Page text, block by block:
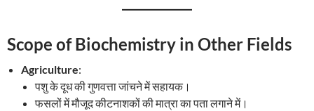
Scope of Biochemistry in Other Fields
Agriculture:
पशु के दूध की गुणवत्ता जांचने में सहायक।
फसलों में मौजूद कीटनाशकों की मात्रा का पता लगाने में।